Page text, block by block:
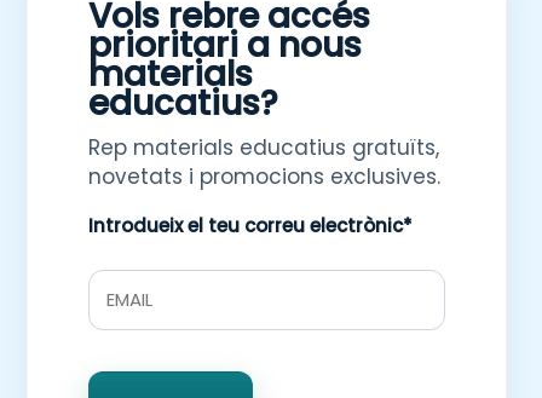
Vols rebre accés
prioritari a nous
materials
educatius?
Rep materials educatius gratuïts,
novetats i promocions exclusives.
Introdueix el teu correu electrònic*